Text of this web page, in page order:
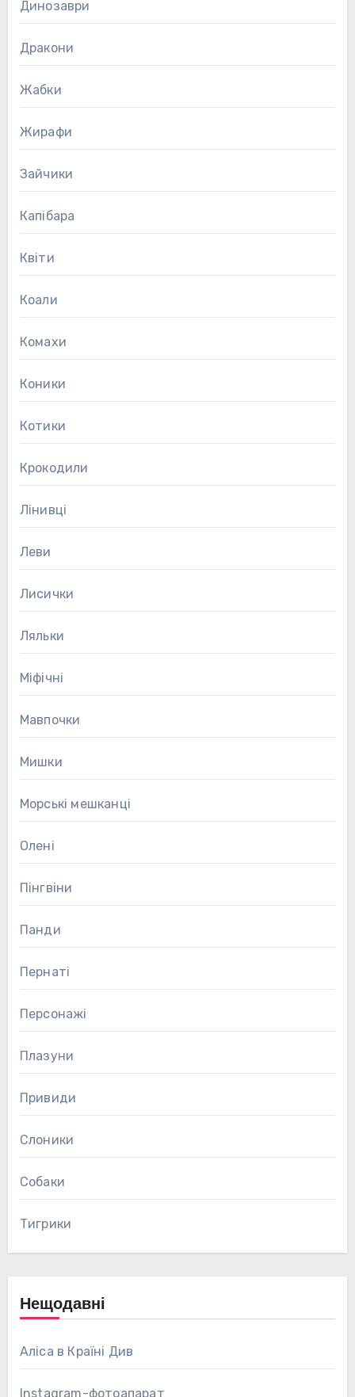
Динозаври
Дракони
Жабки
Жирафи
Зайчики
Капібара
Квіти
Коали
Комахи
Коники
Котики
Крокодили
Лінивці
Леви
Лисички
Ляльки
Міфічні
Мавпочки
Мишки
Морські мешканці
Олені
Пінгвіни
Панди
Пернаті
Персонажі
Плазуни
Привиди
Слоники
Собаки
Тигрики
Нещодавні
Аліса в Країні Див
Instagram-фотоапарат